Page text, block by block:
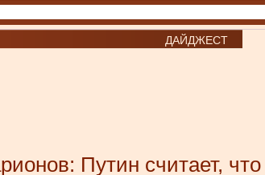
ДАЙДЖЕСТ
Путин считает,